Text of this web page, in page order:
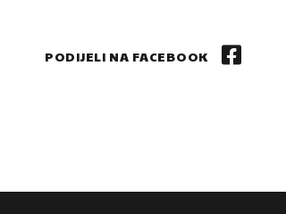
PODIJELI NA FACEBOOK